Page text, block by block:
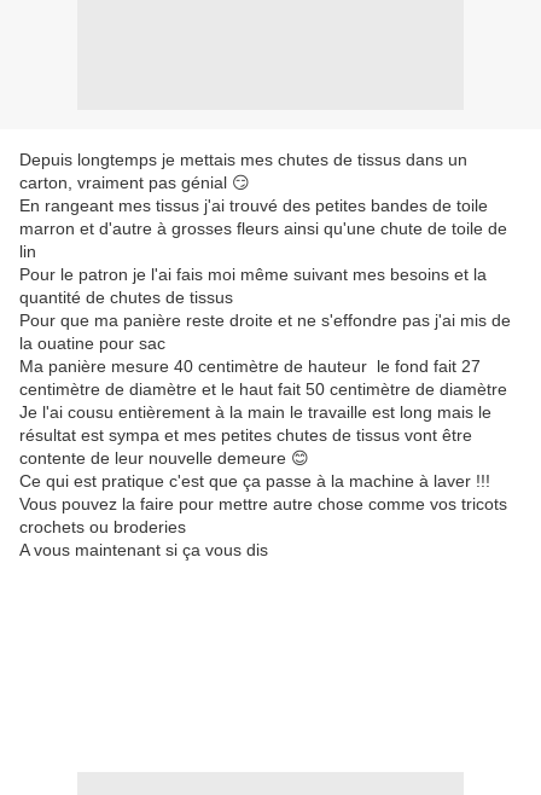
Depuis longtemps je mettais mes chutes de tissus dans un
carton, vraiment pas génial 😏
En rangeant mes tissus j'ai trouvé des petites bandes de toile
marron et d'autre à grosses fleurs ainsi qu'une chute de toile de
lin
Pour le patron je l'ai fais moi même suivant mes besoins et la
quantité de chutes de tissus
Pour que ma panière reste droite et ne s'effondre pas j'ai mis de
la ouatine pour sac
Ma panière mesure 40 centimètre de hauteur le fond fait 27
centimètre de diamètre et le haut fait 50 centimètre de diamètre
Je l'ai cousu entièrement à la main le travaille est long mais le
résultat est sympa et mes petites chutes de tissus vont être
contente de leur nouvelle demeure 😊
Ce qui est pratique c'est que ça passe à la machine à laver !!!
Vous pouvez la faire pour mettre autre chose comme vos tricots
crochets ou broderies
A vous maintenant si ça vous dis